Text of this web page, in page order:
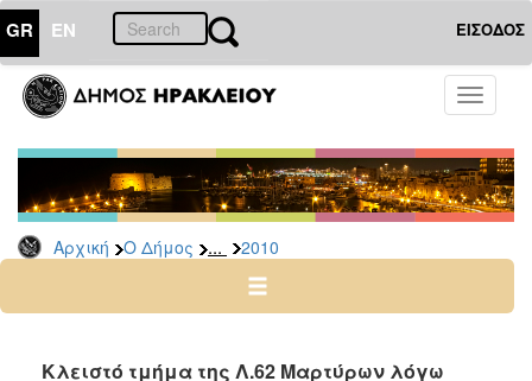
GR EN ΕΙΣΟΔΟΣ
Toggle
Αρχική Ο Δήμος ... 2010
ΔΗΜΟΣ
Δελτία
Τύπου
Αρχείο
2026
2024
Κλειστό τμήμα της Λ.62 Μαρτύρων λόγω